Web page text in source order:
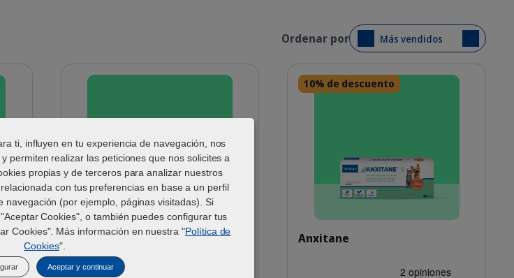
Happy Australian Shepherd dog with fluffy fur and blue eyes sitting against a blurred green background.
Ordenar por Más vendidos
1_2026.jpg ES_Zenidog-difusor_Visual-1_2026.jpg
Zenidog® Gel Difusor -
perros
ES_Anxitane_Unity-Visual-
10% de descuento
Anxitane
ti, influyen en tu experiencia de navegación, nos
permiten realizar las peticiones que nos solicites a
propias y de terceros para analizar nuestros
con tus preferencias en base a un perfil
navegación (por ejemplo, páginas visitadas). Si
Cookies", o también puedes configurar tus
Cookies". Más información en nuestra "Política de
Cookies".
Aceptar y continuar